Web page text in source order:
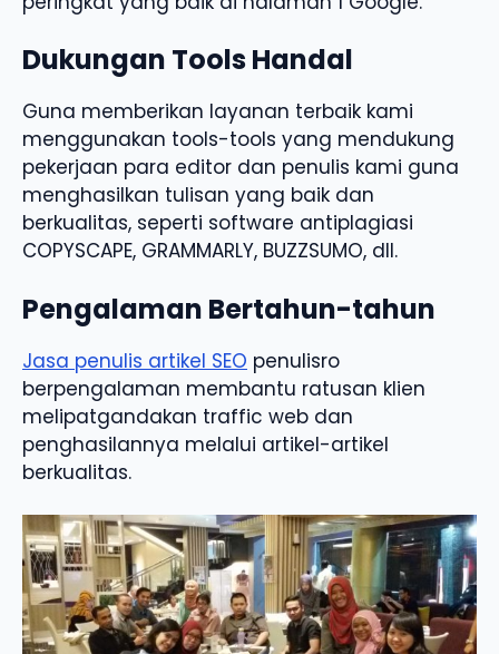
Dukungan Tools Handal
Guna memberikan layanan terbaik kami
menggunakan tools-tools yang mendukung
pekerjaan para editor dan penulis kami guna
menghasilkan tulisan yang baik dan
berkualitas, seperti software antiplagiasi
COPYSCAPE, GRAMMARLY, BUZZSUMO, dll.
Pengalaman Bertahun-tahun
Jasa penulis artikel SEO penulisro
berpengalaman membantu ratusan klien
melipatgandakan traffic web dan
penghasilannya melalui artikel-artikel
berkualitas.